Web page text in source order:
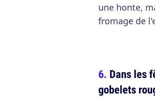
une honte,
fromage de
Dans les
gobelets